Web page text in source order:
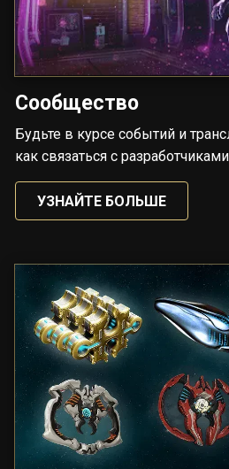
Сообщество
Будьте в курсе событий и
как связаться с
УЗНАЙТЕ БОЛЬШЕ